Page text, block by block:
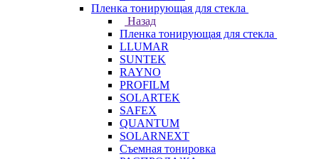
Пленка тонирующая для стекла
Назад
Пленка тонирующая для стекла
LLUMAR
SUNTEK
RAYNO
PROFILM
SOLARTEK
SAFEX
QUANTUM
SOLARNEXT
Съемная тонировка